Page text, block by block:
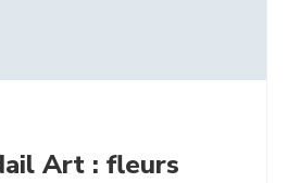
Art : fleurs